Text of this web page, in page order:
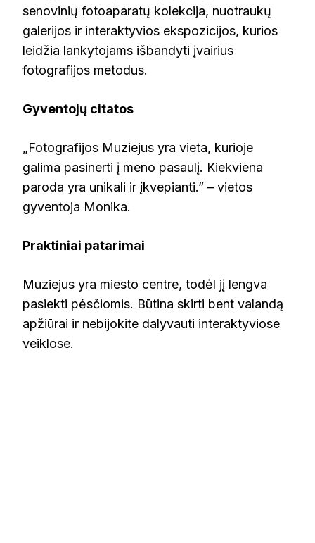
senovinių fotoaparatų kolekcija, nuotraukų
galerijos ir interaktyvios ekspozicijos, kurios
leidžia lankytojams išbandyti įvairius
fotografijos metodus.
Gyventojų citatos
„Fotografijos Muziejus yra vieta, kurioje
galima pasinerti į meno pasaulį. Kiekviena
paroda yra unikali ir įkvepianti.” – vietos
gyventoja Monika.
Praktiniai patarimai
Muziejus yra miesto centre, todėl jį lengva
pasiekti pėsčiomis. Būtina skirti bent valandą
apžiūrai ir nebijokite dalyvauti interaktyviose
veiklose.